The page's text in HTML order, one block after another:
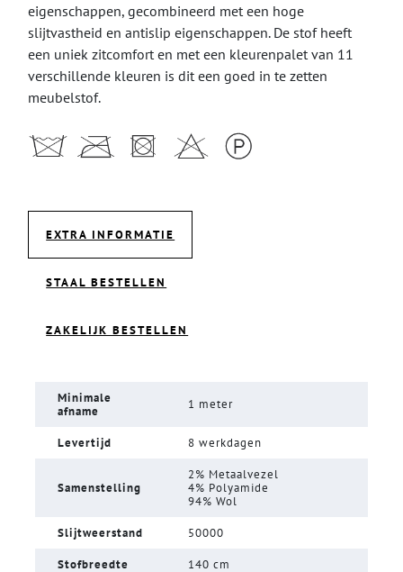
eigenschappen, gecombineerd met een hoge
slijtvastheid en antislip eigenschappen. De stof heeft
een uniek zitcomfort en met een kleurenpalet van 11
verschillende kleuren is dit een goed in te zetten
meubelstof.
EXTRA INFORMATIE
STAAL BESTELLEN
ZAKELIJK BESTELLEN
Minimale
afname
1 meter
Levertijd 8 werkdagen
Samenstelling
2% Metaalvezel
4% Polyamide
94% Wol
Slijtweerstand 50000
Stofbreedte 140 cm